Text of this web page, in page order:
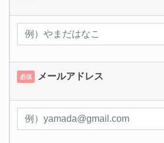
必須 メールアドレス